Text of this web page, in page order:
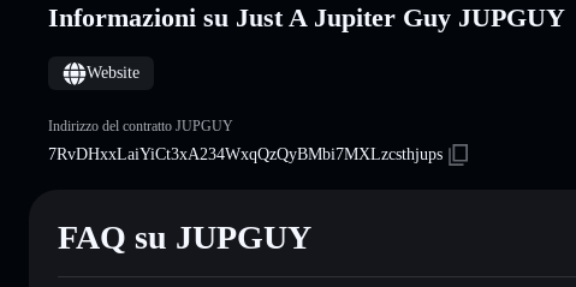
Informazioni su Just A Jupiter Guy JUPGUY
Website
Indirizzo del contratto JUPGUY
7RvDHxxLaiYiCt3xA234WxqQzQyBMbi7MXLzcsthjups
FAQ su JUPGUY